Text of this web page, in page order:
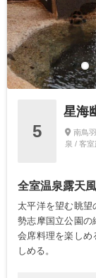
5
星海
南鳥
泉 / 客
全室温泉露天
太平洋を望む眺
勢志摩国立公園の
会席料理を楽しめ
しめる。